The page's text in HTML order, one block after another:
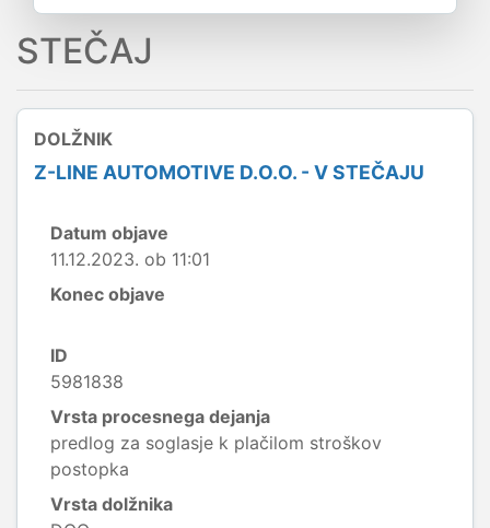
STEČAJ
DOLŽNIK
Z-LINE AUTOMOTIVE D.O.O. - V STEČAJU
Datum objave
11.12.2023. ob 11:01
Konec objave
ID
5981838
Vrsta procesnega dejanja
predlog za soglasje k plačilom stroškov
postopka
Vrsta dolžnika